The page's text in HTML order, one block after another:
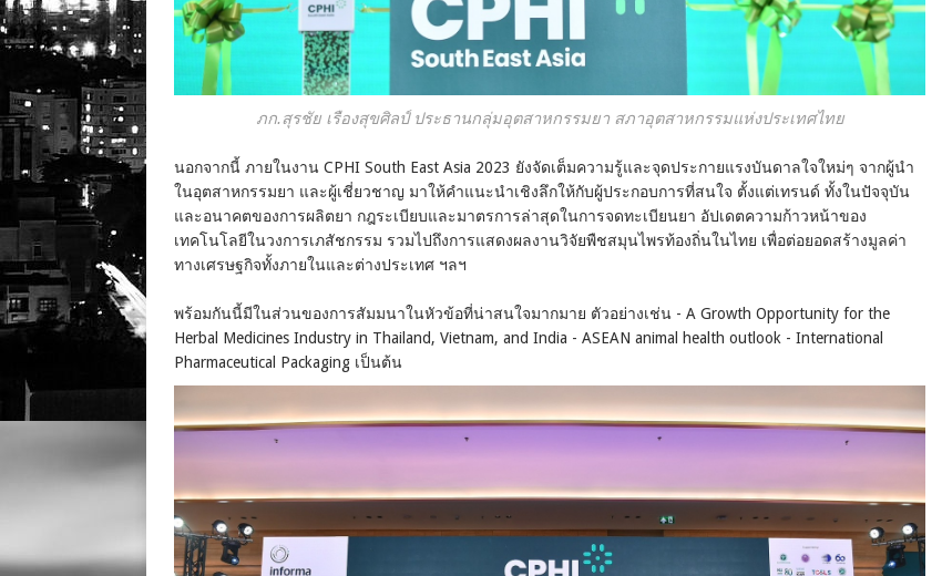
ภก.สุรชัย เรืองสุขศิลป์ ประธานกลุ่มอุตสาหกรรมยา สภาอุตสาหกรรมแห่งประเทศไทย
นอกจากนี้ ภายในงาน CPHI South East Asia 2023 ยังจัดเต็มความรู้และจุดประกายแรงบันดาลใจใหม่ๆ จากผู้นำ
ในอุตสาหกรรมยา และผู้เชี่ยวชาญ มาให้คำแนะนำเชิงลึกให้กับผู้ประกอบการที่สนใจ ตั้งแต่เทรนด์ ทั้งในปัจจุบัน
และอนาคตของการผลิตยา กฎระเบียบและมาตรการล่าสุดในการจดทะเบียนยา อัปเดตความก้าวหน้าของ
เทคโนโลยีในวงการเภสัชกรรม รวมไปถึงการแสดงผลงานวิจัยพืชสมุนไพรท้องถิ่นในไทย เพื่อต่อยอดสร้างมูลค่า
ทางเศรษฐกิจทั้งภายในและต่างประเทศ ฯลฯ
พร้อมกันนี้มีในส่วนของการสัมมนาในหัวข้อที่น่าสนใจมากมาย ตัวอย่างเช่น - A Growth Opportunity for the
Herbal Medicines Industry in Thailand, Vietnam, and India - ASEAN animal health outlook - International
Pharmaceutical Packaging เป็นต้น